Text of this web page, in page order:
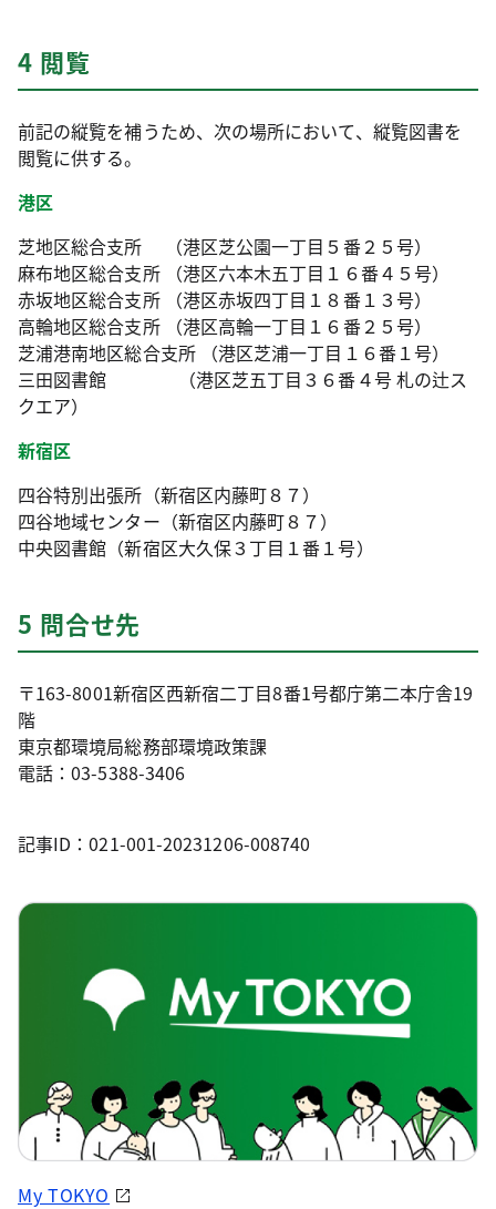
4 閲覧
前記の縦覧を補うため、次の場所において、縦覧図書を
閲覧に供する。
港区
芝地区総合支所 （港区芝公園一丁目５番２５号）
麻布地区総合支所 （港区六本木五丁目１６番４５号）
赤坂地区総合支所 （港区赤坂四丁目１８番１３号）
高輪地区総合支所 （港区高輪一丁目１６番２５号）
芝浦港南地区総合支所 （港区芝浦一丁目１６番１号）
三田図書館 （港区芝五丁目３６番４号 札の辻ス
クエア）
新宿区
四谷特別出張所（新宿区内藤町８７）
四谷地域センター（新宿区内藤町８７）
中央図書館（新宿区大久保３丁目１番１号）
5 問合せ先
〒163-8001新宿区西新宿二丁目8番1号都庁第二本庁舎19
階
東京都環境局総務部環境政策課
電話：03-5388-3406
記事ID：021-001-20231206-008740
My TOKYO